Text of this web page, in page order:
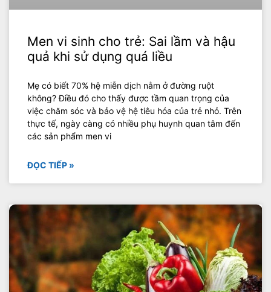
Men vi sinh cho trẻ: Sai lầm và hậu
quả khi sử dụng quá liều
Mẹ có biết 70% hệ miễn dịch nằm ở đường ruột
không? Điều đó cho thấy được tầm quan trọng của
việc chăm sóc và bảo vệ hệ tiêu hóa của trẻ nhỏ. Trên
thực tế, ngày càng có nhiều phụ huynh quan tâm đến
các sản phẩm men vi
ĐỌC TIẾP »